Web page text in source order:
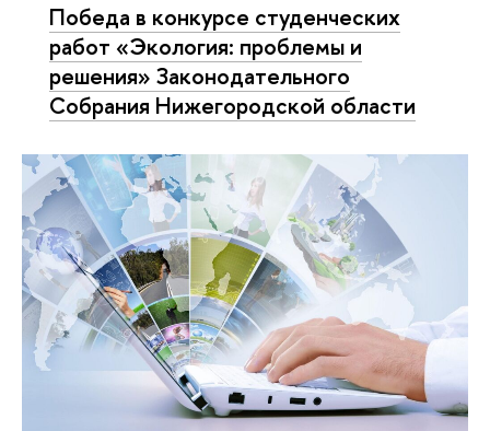
Победа в конкурсе студенческих
работ «Экология: проблемы и
решения» Законодательного
Собрания Нижегородской области